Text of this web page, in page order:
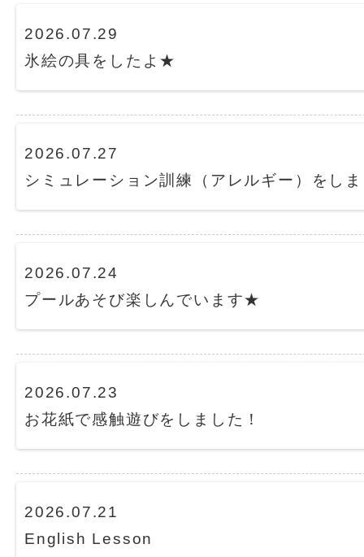
2026.07.29
氷絵の具をしたよ★
2026.07.27
シミュレーション訓練（アレルギー）をし
2026.07.24
プールあそび楽しんでいます★
2026.07.23
お花紙で感触遊びをしました！
2026.07.21
English Lesson